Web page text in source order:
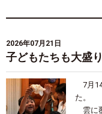
2026年07月21日
子どもたちも大盛
7月
た。
雲に